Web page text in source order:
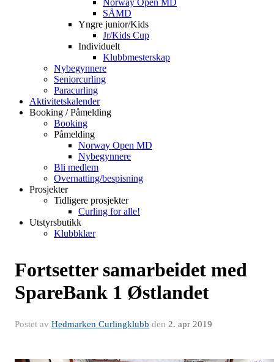
Norway Open MD
SÅMD
Yngre junior/Kids
Jr/Kids Cup
Individuelt
Klubbmesterskap
Nybegynnere
Seniorcurling
Paracurling
Aktivitetskalender
Booking / Påmelding
Booking
Påmelding
Norway Open MD
Nybegynnere
Bli medlem
Overnatting/bespisning
Prosjekter
Tidligere prosjekter
Curling for alle!
Utstyrsbutikk
Klubbklær
Fortsetter samarbeidet med
SpareBank 1 Østlandet
Postet av Hedmarken Curlingklubb den 2. apr 2019